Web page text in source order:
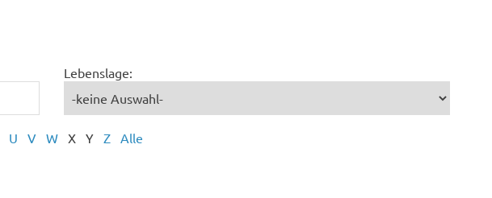
Lebenslage:
U V W X Y Z Alle